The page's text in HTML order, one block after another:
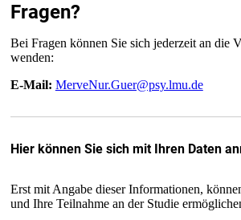
Fragen?
Bei Fragen können Sie sich jederzeit an die
wenden:
E-Mail: MerveNur.Guer@psy.lmu.de
Hier können Sie sich mit Ihren Daten
Erst mit Angabe dieser Informationen,
und Ihre Teilnahme an der Studie